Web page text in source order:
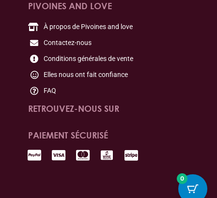
PIVOINES AND LOVE
À propos de Pivoines and love
Contactez-nous
Conditions générales de vente
Elles nous ont fait confiance
FAQ
RETROUVEZ-NOUS SUR
PAIEMENT SÉCURISÉ
0